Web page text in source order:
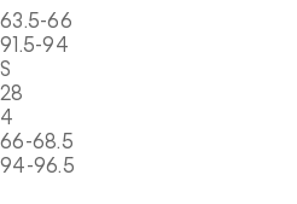
63.5-66
91.5-94
S
28
4
66-68.5
94-96.5